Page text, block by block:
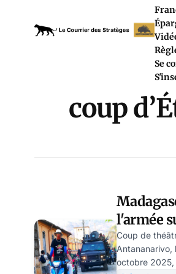
Se
coup
l'armée
annonce
Coup de
Antananarivo,
octobre 2025,